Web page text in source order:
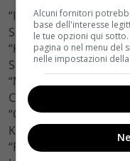
“Inocente”
Sean Fine and Andrea
“Kings Point”
Sari Gilman and Jedd
“Mondays at Racine”
Cynthia Wade and
“Open Heart”
Kief Davidson and
“Redemption”
Alcuni fornitori
base dell'interesse
le tue opzioni qui
pagina o nel menu del
nelle impostazioni